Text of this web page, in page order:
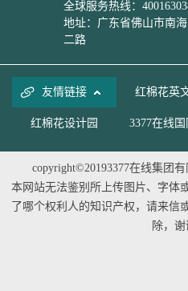
全球服务热线：
地址：广东省佛山市南
二路
友情链接 红棉花英
红棉花设计园 3377在线
copyright©20193377在线集团有
本网站无法鉴别所上传图片、字体
了哪个权利人的知识产权，请来信
除，谢